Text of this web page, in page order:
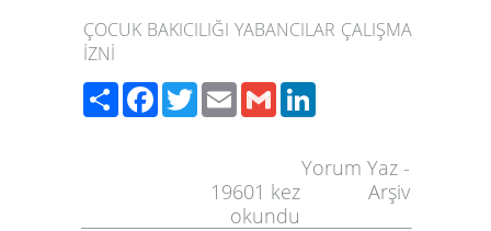
ÇOCUK BAKICILIĞI YABANCILAR ÇALIŞMA
İZNİ
PaylaşFacebook
TwitterEmailGmail
Yorum Yaz -
Arşiv
19601 kez
okundu